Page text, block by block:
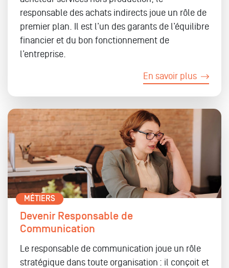
responsable des achats indirects joue un rôle de
premier plan. Il est l’un des garants de l’équilibre
financier et du bon fonctionnement de
l’entreprise.
En savoir plus
MÉTIERS
Devenir Responsable de
Communication
Le responsable de communication joue un rôle
stratégique dans toute organisation : il conçoit et